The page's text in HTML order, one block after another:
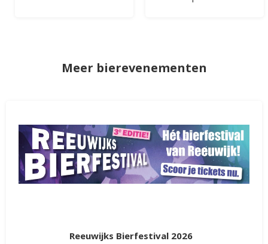
Meer bierevenementen
Reeuwijks Bierfestival 2026